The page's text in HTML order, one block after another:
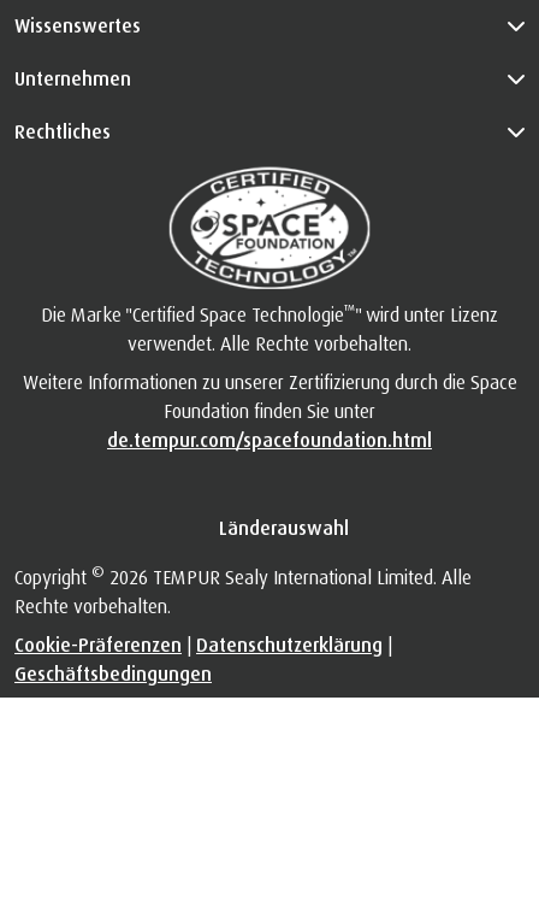
Wissenswertes
Unternehmen
Rechtliches
Die Marke "Certified Space Technologie™" wird unter Lizenz
verwendet. Alle Rechte vorbehalten.
Weitere Informationen zu unserer Zertifizierung durch die Space
Foundation finden Sie unter
de.tempur.com/spacefoundation.html
Länderauswahl
Copyright © 2026 TEMPUR Sealy International Limited. Alle
Rechte vorbehalten.
Cookie-Präferenzen
Datenschutzerklärung
Geschäftsbedingungen